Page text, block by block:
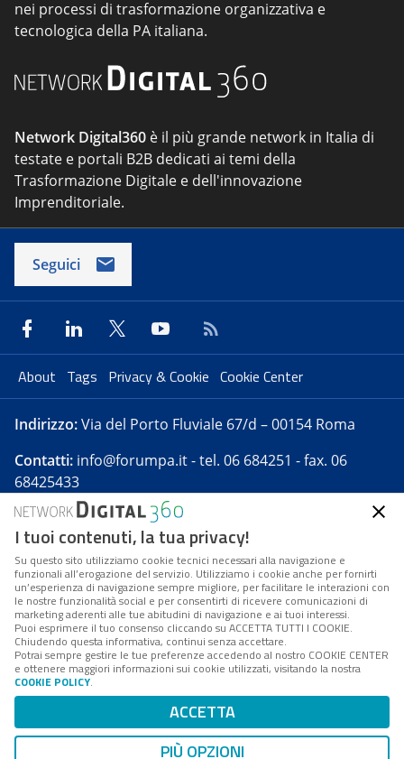
nei processi di trasformazione organizzativa e
tecnologica della PA italiana.
Network Digital360 è il più grande network in Italia di
testate e portali B2B dedicati ai temi della
Trasformazione Digitale e dell'innovazione
Imprenditoriale.
Seguici
About Tags Privacy & Cookie Cookie Center
Indirizzo:Via del Porto Fluviale 67/d – 00154 Roma
Contatti: info@forumpa.it- tel. 06 684251 - fax. 06
68425433
Forumpa.itè una pubblicazione telematica iscritta
presso Registro della stampa del Tribunale di Roma -
Reg. n. 182 del 2 maggio 2008 - Direttore resp. Michela
Stentella
FPA s.r.l. è società soggetta a Direzione e
Coordinamento da parte di Digital360 S.p.A. - FPA s.r.l.
è un'azienda certificata per il sistema di management
Codice Fiscale/Partita IVA n. 10693191008 - R.E.A. Roma
n. 1249791. ISP AWS
Mappa del sito
I tuoi contenuti, la tua privacy!
Su questo sito utilizziamo cookie tecnici necessari alla navigazione e
funzionali all’erogazione del servizio. Utilizziamo i cookie anche per fornirti
un’esperienza di navigazione sempre migliore, per facilitare le interazioni con
le nostre funzionalità social e per consentirti di ricevere comunicazioni di
marketing aderenti alle tue abitudini di navigazione e ai tuoi interessi.
Puoi esprimere il tuo consenso cliccando su ACCETTA TUTTI I COOKIE.
Chiudendo questa informativa, continui senza accettare.
Potrai sempre gestire le tue preferenze accedendo al nostro COOKIE CENTER
e ottenere maggiori informazioni sui cookie utilizzati, visitando la nostra
COOKIE POLICY.
ACCETTA
PIÙ OPZIONI